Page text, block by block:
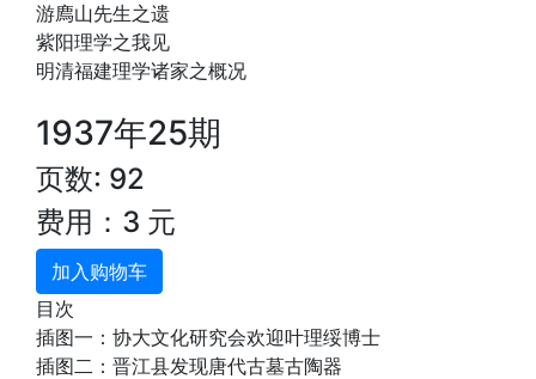
游廌山先生之遗
紫阳理学之我见
明清福建理学诸家之概况
1937年25期
页数: 92
费用：3 元
加入购物车
目次
插图一：协大文化研究会欢迎叶理绥博士
插图二：晋江县发现唐代古墓古陶器